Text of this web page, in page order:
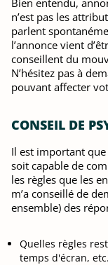
Bien entendu,
n’est pas les
parlent
l’annonce vient
conseillent du
N’hésitez pas à
pouvant affecter
CONSEIL DE
Il est important
soit capable de
les règles que les
m’a conseillé de
ensemble) des
Quelles règles
temps d'écran,